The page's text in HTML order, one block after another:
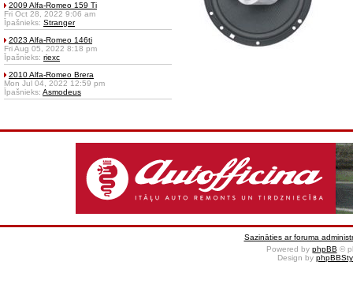
2009 Alfa-Romeo 159 Ti
Fri Oct 28, 2022 9:06 am
Īpašnieks: Stranger
2023 Alfa-Romeo 146ti
Fri Aug 05, 2022 8:18 pm
Īpašnieks: riexc
2010 Alfa-Romeo Brera
Mon Jul 04, 2022 12:59 pm
Īpašnieks: Asmodeus
Sazināties ar foruma
Powered by phpBB ©
Design by